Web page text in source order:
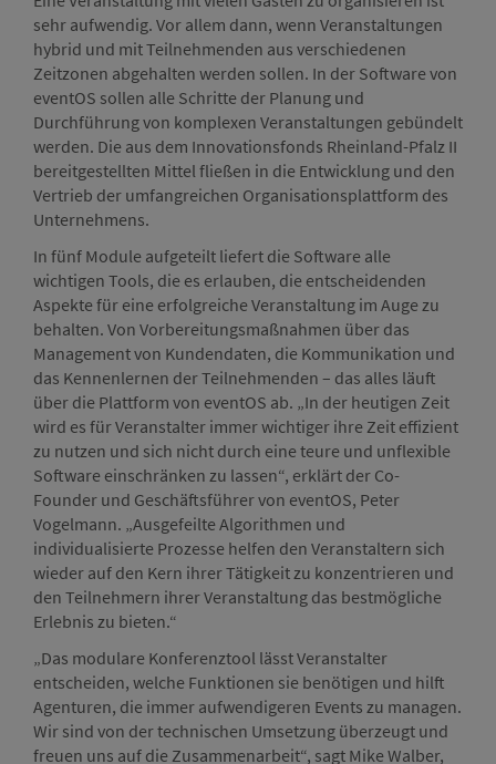
sehr aufwendig. Vor allem dann, wenn Veranstaltungen
hybrid und mit Teilnehmenden aus verschiedenen
Zeitzonen abgehalten werden sollen. In der Software von
eventOS sollen alle Schritte der Planung und
Durchführung von komplexen Veranstaltungen gebündelt
werden. Die aus dem Innovationsfonds Rheinland-Pfalz II
bereitgestellten Mittel fließen in die Entwicklung und den
Vertrieb der umfangreichen Organisationsplattform des
Unternehmens.
In fünf Module aufgeteilt liefert die Software alle
wichtigen Tools, die es erlauben, die entscheidenden
Aspekte für eine erfolgreiche Veranstaltung im Auge zu
behalten. Von Vorbereitungsmaßnahmen über das
Management von Kundendaten, die Kommunikation und
das Kennenlernen der Teilnehmenden – das alles läuft
über die Plattform von eventOS ab. „In der heutigen Zeit
wird es für Veranstalter immer wichtiger ihre Zeit effizient
zu nutzen und sich nicht durch eine teure und unflexible
Software einschränken zu lassen“, erklärt der Co-
Founder und Geschäftsführer von eventOS, Peter
Vogelmann. „Ausgefeilte Algorithmen und
individualisierte Prozesse helfen den Veranstaltern sich
wieder auf den Kern ihrer Tätigkeit zu konzentrieren und
den Teilnehmern ihrer Veranstaltung das bestmögliche
Erlebnis zu bieten.“
„Das modulare Konferenztool lässt Veranstalter
entscheiden, welche Funktionen sie benötigen und hilft
Agenturen, die immer aufwendigeren Events zu managen.
Wir sind von der technischen Umsetzung überzeugt und
freuen uns auf die Zusammenarbeit“, sagt Mike Walber,